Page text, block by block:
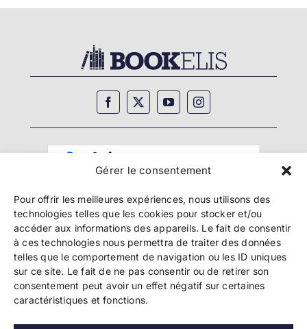
Gérer le consentement
Pour offrir les meilleures expériences, nous utilisons des
technologies telles que les cookies pour stocker et/ou
accéder aux informations des appareils. Le fait de consentir
à ces technologies nous permettra de traiter des données
telles que le comportement de navigation ou les ID uniques
sur ce site. Le fait de ne pas consentir ou de retirer son
consentement peut avoir un effet négatif sur certaines
caractéristiques et fonctions.
Copyright 2024 Bookelis –CGU–CGS–CGPPA–
Mentions légales–Politique de confidentialité–
Paiement et sécurité